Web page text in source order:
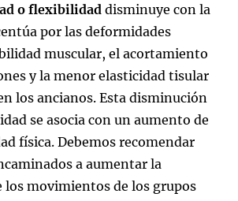
o flexibilidad disminuye con la
por las deformidades
muscular, el acortamiento
y la menor elasticidad tisular
los ancianos. Esta disminución
se asocia con un aumento de
física. Debemos recomendar
a aumentar la
los movimientos de los grupos